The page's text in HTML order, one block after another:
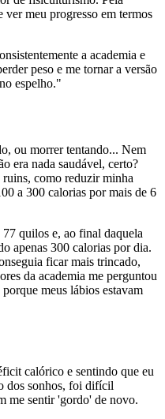
meu progresso em termos
a academia e
peso e me tornar a versão
espelho."
ou morrer tentando... Nem
era nada saudável, certo?
ruins, como reduzir minha
a 300 calorias por mais de 6
quilos e, ao final daquela
apenas 300 calorias por dia.
ficar mais trincado,
da academia me perguntou
meus lábios estavam
calórico e sentindo que eu
dos sonhos, foi difícil
me sentir 'gordo' de novo.